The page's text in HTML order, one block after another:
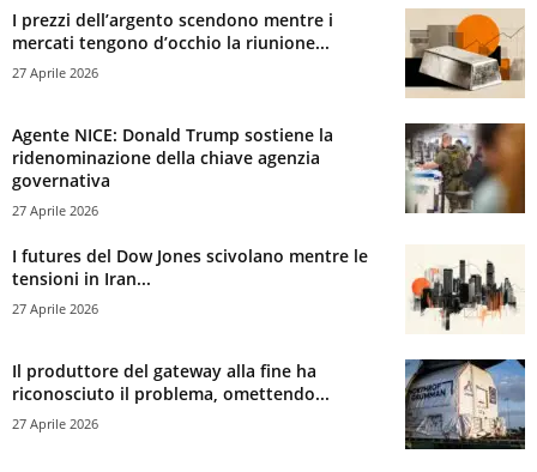
I prezzi dell’argento scendono mentre i
mercati tengono d’occhio la riunione...
27 Aprile 2026
Agente NICE: Donald Trump sostiene la
ridenominazione della chiave agenzia
governativa
27 Aprile 2026
I futures del Dow Jones scivolano mentre le
tensioni in Iran...
27 Aprile 2026
Il produttore del gateway alla fine ha
riconosciuto il problema, omettendo...
27 Aprile 2026